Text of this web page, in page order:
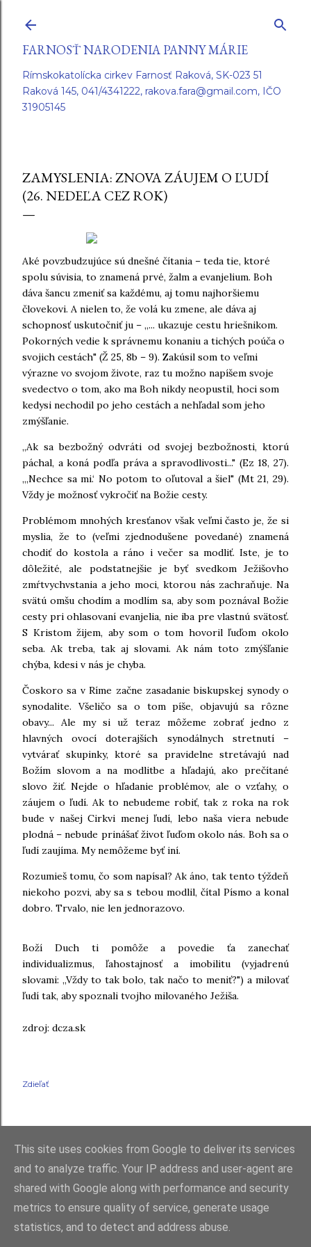
FARNOSŤ NARODENIA PANNY MÁRIE
Rímskokatolícka cirkev Farnosť Raková, SK-023 51
Raková 145, 041/4341222, rakova.fara@gmail.com, IČO
31905145
ZAMYSLENIA: ZNOVA ZÁUJEM O ĽUDÍ
(26. NEDEĽA CEZ ROK)
Aké povzbudzujúce sú dnešné čítania – teda tie, ktoré
spolu súvisia, to znamená prvé, žalm a evanjelium. Boh
dáva šancu zmeniť sa každému, aj tomu najhoršiemu
človekovi. A nielen to, že volá ku zmene, ale dáva aj
schopnosť uskutočniť ju – „... ukazuje cestu hriešnikom.
Pokorných vedie k správnemu konaniu a tichých poúča o
svojich cestách" (Ž 25, 8b – 9). Zakúsil som to veľmi
výrazne vo svojom živote, raz tu možno napíšem svoje
svedectvo o tom, ako ma Boh nikdy neopustil, hoci som
kedysi nechodil po jeho cestách a nehľadal som jeho
zmýšľanie.
„Ak sa bezbožný odvráti od svojej bezbožnosti, ktorú
páchal, a koná podľa práva a spravodlivosti..." (Ez 18, 27).
„‚Nechce sa mi.‘ No potom to oľutoval a šiel" (Mt 21, 29).
Vždy je možnosť vykročiť na Božie cesty.
Problémom mnohých kresťanov však veľmi často je, že si
myslia, že to (veľmi zjednodušene povedané) znamená
chodiť do kostola a ráno i večer sa modliť. Iste, je to
dôležité, ale podstatnejšie je byť svedkom Ježišovho
zmŕtvychvstania a jeho moci, ktorou nás zachraňuje. Na
svätú omšu chodím a modlím sa, aby som poznával Božie
cesty pri ohlasovaní evanjelia, nie iba pre vlastnú svätosť.
S Kristom žijem, aby som o tom hovoril ľuďom okolo
seba. Ak treba, tak aj slovami. Ak nám toto zmýšľanie
chýba, kdesi v nás je chyba.
Čoskoro sa v Ríme začne zasadanie biskupskej synody o
synodalite. Všeličo sa o tom píše, objavujú sa rôzne
obavy... Ale my si už teraz môžeme zobrať jedno z
hlavných ovocí doterajších synodálnych stretnutí –
vytvárať skupinky, ktoré sa pravidelne stretávajú nad
Božím slovom a na modlitbe a hľadajú, ako prečítané
slovo žiť. Nejde o hľadanie problémov, ale o vzťahy, o
záujem o ľudí. Ak to nebudeme robiť, tak z roka na rok
bude v našej Cirkvi menej ľudí, lebo naša viera nebude
plodná – nebude prinášať život ľuďom okolo nás. Boh sa o
ľudí zaujíma. My nemôžeme byť iní.
Rozumieš tomu, čo som napísal? Ak áno, tak tento týždeň
niekoho pozvi, aby sa s tebou modlil, čítal Písmo a konal
dobro. Trvalo, nie len jednorazovo.
Boží Duch ti pomôže a povedie ťa zanechať
individualizmus, ľahostajnosť a imobilitu (vyjadrenú
slovami: „Vždy to tak bolo, tak načo to meniť?") a milovať
ľudí tak, aby spoznali tvojho milovaného Ježiša.
zdroj: dcza.sk
Zdieľať
Používa službu Blogger
RKC Farnosť Raková 2021
This site uses cookies from Google to deliver its services
and to analyze traffic. Your IP address and user-agent are
shared with Google along with performance and security
metrics to ensure quality of service, generate usage
statistics, and to detect and address abuse.